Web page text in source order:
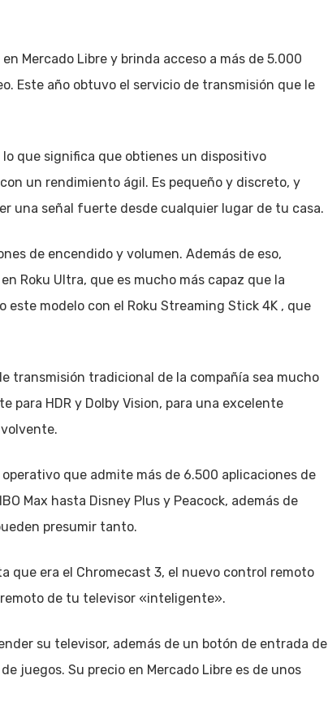
Mercado Libre y brinda acceso a más de 5.000
Este año obtuvo el servicio de transmisión que le
que significa que obtienes un dispositivo
un rendimiento ágil. Es pequeño y discreto, y
una señal fuerte desde cualquier lugar de tu casa.
de encendido y volumen. Además de eso,
Roku Ultra, que es mucho más capaz que la
modelo con el Roku Streaming Stick 4K , que
transmisión tradicional de la compañía sea mucho
para HDR y Dolby Vision, para una excelente
que admite más de 6.500 aplicaciones de
Max hasta Disney Plus y Peacock, además de
presumir tanto.
que era el Chromecast 3, el nuevo control remoto
de tu televisor «inteligente».
su televisor, además de un botón de entrada de
juegos. Su precio en Mercado Libre es de unos